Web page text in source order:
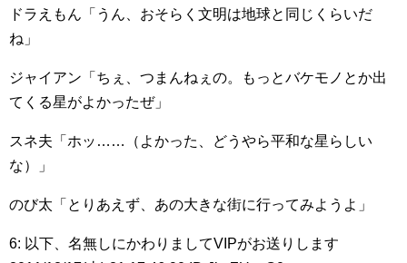
ドラえもん「うん、おそらく文明は地球と同じくらいだ
ね」
ジャイアン「ちぇ、つまんねぇの。もっとバケモノとか出
てくる星がよかったぜ」
スネ夫「ホッ……（よかった、どうやら平和な星らしい
な）」
のび太「とりあえず、あの大きな街に行ってみようよ」
6: 以下、名無しにかわりましてVIPがお送りします